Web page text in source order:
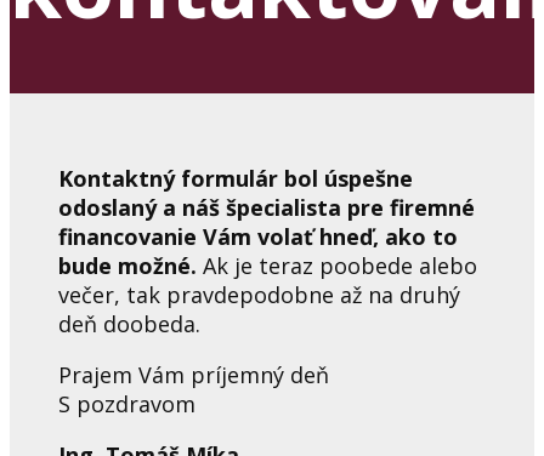
Kontaktný formulár bol úspešne
odoslaný a náš špecialista pre firemné
financovanie Vám volať hneď, ako to
bude možné. Ak je teraz poobede alebo
večer, tak pravdepodobne až na druhý
deň doobeda.
Prajem Vám príjemný deň
S pozdravom